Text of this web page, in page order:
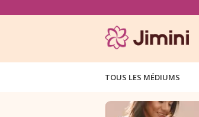
TOUS LES MÉDIUMS